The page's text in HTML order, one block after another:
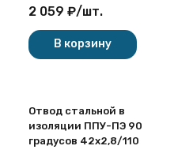
2 059 ₽/шт.
В корзину
Отвод стальной в
изоляции ППУ-ПЭ 90
градусов 42х2,8/110